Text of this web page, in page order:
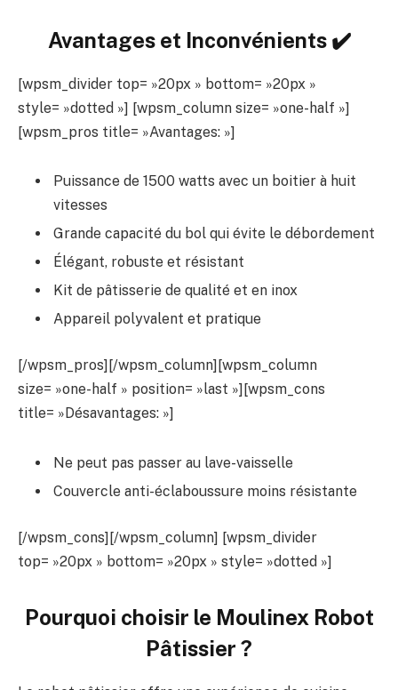
Avantages et Inconvénients ✔️
[wpsm_divider top= »20px » bottom= »20px »
style= »dotted »] [wpsm_column size= »one-half »]
[wpsm_pros title= »Avantages: »]
Puissance de 1500 watts avec un boitier à huit
vitesses
Grande capacité du bol qui évite le débordement
Élégant, robuste et résistant
Kit de pâtisserie de qualité et en inox
Appareil polyvalent et pratique
[/wpsm_pros][/wpsm_column][wpsm_column
size= »one-half » position= »last »][wpsm_cons
title= »Désavantages: »]
Ne peut pas passer au lave-vaisselle
Couvercle anti-éclaboussure moins résistante
[/wpsm_cons][/wpsm_column] [wpsm_divider
top= »20px » bottom= »20px » style= »dotted »]
Pourquoi choisir le Moulinex Robot
Pâtissier ?